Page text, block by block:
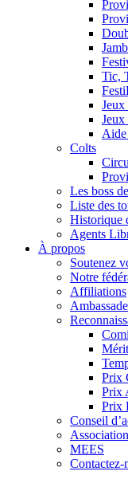
Tic,
Aide
Colts
Les boss
Liste des
Historique
Agents
À propos
Soutenez
Notre
Affiliations
Prix
Prix
Prix
Conseil
MEES
Contactez-